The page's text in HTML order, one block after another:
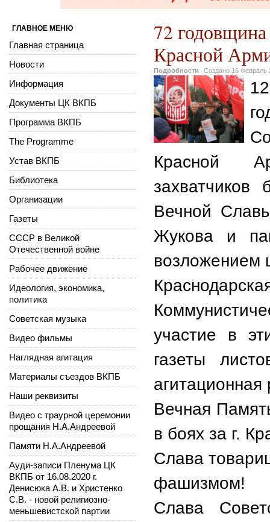
72
Красной
Подробности Создано 16 Февраль
Красной
Вечной
Жукова и
возложением
участие в
газеты
агитационная
Вечная
в боях за г.
Слава
фашизмом!
Слава
ГЛАВНОЕ МЕНЮ
Главная страница
Новости
Информация
Документы ЦК ВКПБ
Программа ВКПБ
The Programme
Устав ВКПБ
Библиотека
Организации
Газеты
СССР в Великой
Отечественной войне
Рабочее движение
Идеология, экономика,
политика
Советская музыка
Видео фильмы
Наглядная агитация
Материалы съездов ВКПБ
Наши реквизиты
Видео с траурной церемонии
прощания Н.А.Андреевой
Памяти Н.А.Андреевой
Ауди-записи Пленума ЦК
ВКПБ от 16.08.2020 г.
Денисюка А.В. и Христенко
С.В. - новой религиозно-
меньшевистской партии